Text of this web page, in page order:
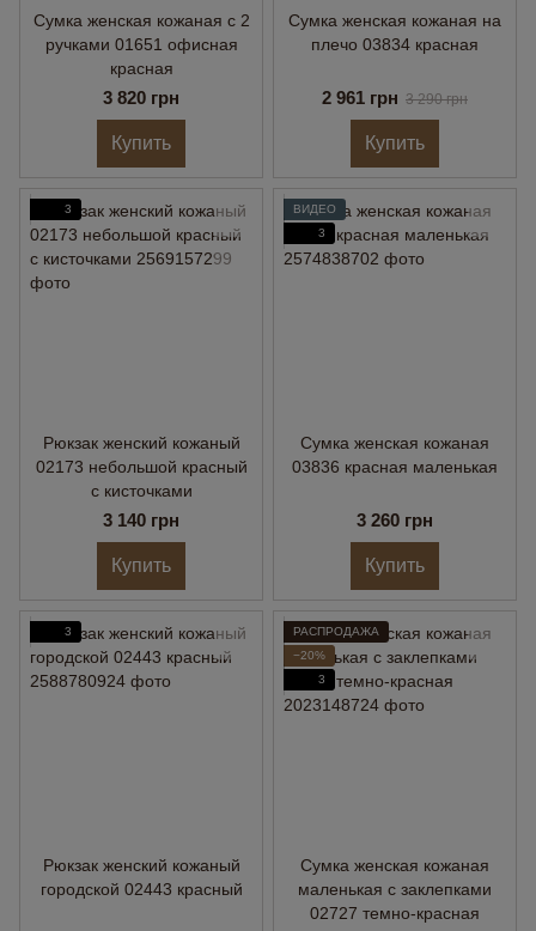
Сумка женская кожаная с 2
ручками 01651 офисная
красная
3 820 грн
Купить
Сумка женская кожаная на
плечо 03834 красная
2 961 грн 3 290 грн
Купить
3
Рюкзак женский кожаный
02173 небольшой красный
с кисточками
3 140 грн
Купить
ВИДЕО
3
Сумка женская кожаная
03836 красная маленькая
3 260 грн
Купить
3
Рюкзак женский кожаный
городской 02443 красный
РАСПРОДАЖА
−20%
3
Сумка женская кожаная
маленькая с заклепками
02727 темно-красная